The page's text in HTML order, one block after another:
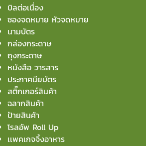
บิลต่อเนื่อง
ซองจดหมาย หัวจดหมาย
นามบัตร
กล่องกระดาษ
ถุงกระดาษ
หนังสือ วารสาร
ประกาศนียบัตร
สติ๊กเกอร์สินค้า
ฉลากสินค้า
ป้ายสินค้า
โรลอัพ Roll Up
เเพคเกจจิ้งอาหาร